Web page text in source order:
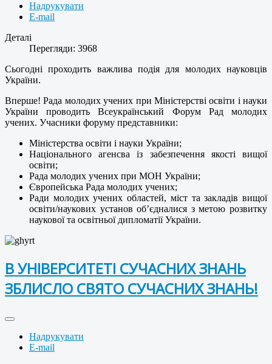
Надрукувати
E-mail
Деталі
Перегляди: 3968
Сьогодні проходить важлива подія для молодих науковців
України.
Вперше! Рада молодих учених при Міністерстві освіти і науки
України проводить Всеукраїнський Форум Рад молодих
учених. Учасники форуму представники:
Міністерства освіти і науки України;
Національного агенсва із забезпечення якості вищої
освіти;
Рада молодих учених при МОН України;
Європейська Рада молодих учених;
Ради молодих учених областей, міст та закладів вищої
освіти/наукових установ об’єдналися з метою розвитку
наукової та освітньої дипломатії України.
В УНІВЕРСИТЕТІ СУЧАСНИХ ЗНАНЬ
ЗБЛИСЛО СВЯТО СУЧАСНИХ ЗНАНЬ!
Надрукувати
E-mail